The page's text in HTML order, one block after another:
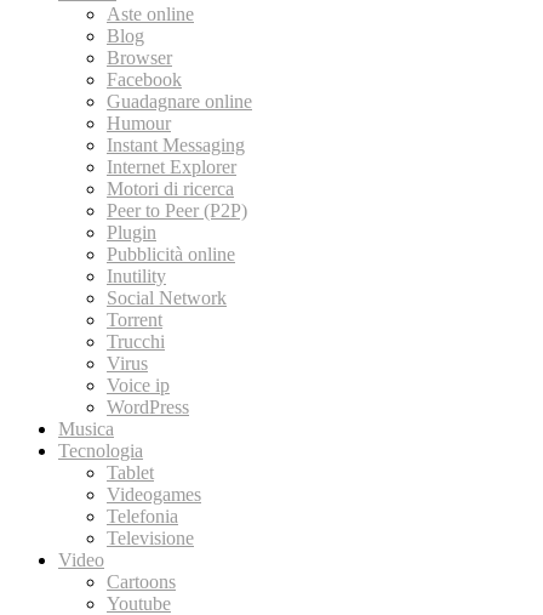
Aste online
Blog
Browser
Facebook
Guadagnare online
Humour
Instant Messaging
Internet Explorer
Motori di ricerca
Peer to Peer (P2P)
Plugin
Pubblicità online
Inutility
Social Network
Torrent
Trucchi
Virus
Voice ip
WordPress
Musica
Tecnologia
Tablet
Videogames
Telefonia
Televisione
Video
Cartoons
Youtube